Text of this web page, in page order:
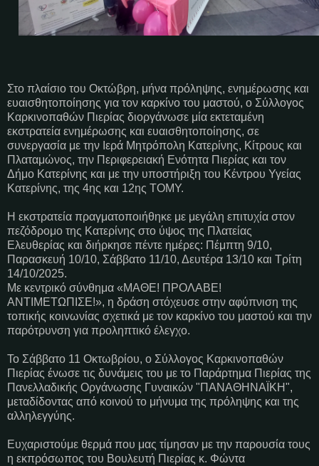
Στο πλαίσιο του Οκτώβρη, μήνα πρόληψης, ενημέρωσης και
ευαισθητοποίησης για τον καρκίνο του μαστού, ο Σύλλογος
Καρκινοπαθών Πιερίας διοργάνωσε μία εκτεταμένη
εκστρατεία ενημέρωσης και ευαισθητοποίησης, σε
συνεργασία με την Ιερά Μητρόπολη Κατερίνης, Κίτρους και
Πλαταμώνος, την Περιφερειακή Ενότητα Πιερίας και τον
Δήμο Κατερίνης και με την υποστήριξη του Κέντρου Υγείας
Κατερίνης, της 4ης και 12ης ΤΟΜΥ.
Η εκστρατεία πραγματοποιήθηκε με μεγάλη επιτυχία στον
πεζόδρομο της Κατερίνης στο ύψος της Πλατείας
Ελευθερίας και διήρκησε πέντε ημέρες: Πέμπτη 9/10,
Παρασκευή 10/10, Σάββατο 11/10, Δευτέρα 13/10 και Τρίτη
14/10/2025.
Με κεντρικό σύνθημα «ΜΑΘΕ! ΠΡΟΛΑΒΕ!
ΑΝΤΙΜΕΤΩΠΙΣΕ!», η δράση στόχευσε στην αφύπνιση της
τοπικής κοινωνίας σχετικά με τον καρκίνο του μαστού και την
παρότρυνση για προληπτικό έλεγχο.
Το Σάββατο 11 Οκτωβρίου, ο Σύλλογος Καρκινοπαθών
Πιερίας ένωσε τις δυνάμεις του με το Παράρτημα Πιερίας της
Πανελλαδικής Οργάνωσης Γυναικών "ΠΑΝΑΘΗΝΑΪΚΗ",
μεταδίδοντας από κοινού το μήνυμα της πρόληψης και της
αλληλεγγύης.
Ευχαριστούμε θερμά που μας τίμησαν με την παρουσία τους
η εκπρόσωπος του Βουλευτή Πιερίας κ. Φώντα